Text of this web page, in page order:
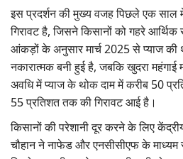
इस प्रदर्शन की मुख्य वजह पिछले एक साल
गिरावट है, जिसने किसानों को गहरे
आंकड़ों के अनुसार मार्च 2025 से प्याज की
नकारात्मक बनी हुई है, जबकि खुदरा
अवधि में प्याज के थोक दाम में करीब 50
55 प्रतिशत तक की गिरावट आई है।
किसानों की परेशानी दूर करने के लिए
चौहान ने नाफेड और एनसीसीएफ के